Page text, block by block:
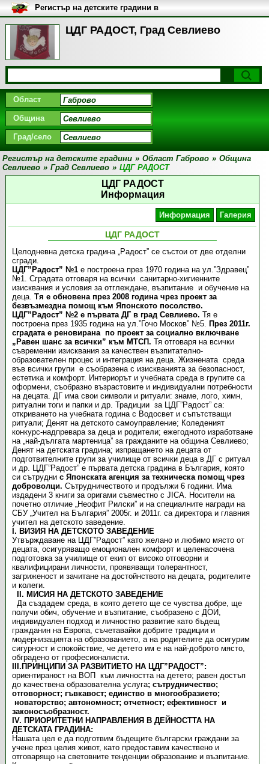
ЦДГ РАДОСТ, Град Севлиево
Регистър на детските градини в
България
Област
Община
Град/село
Регистър на детските градини » Област Габрово » Община
Севлиево » Град Севлиево » ЦДГ РАДОСТ
ЦДГ РАДОСТ
Информация
Информация Галерия
ЦДГ РАДОСТ
Целодневна детска градина „Радост” се състои от две отделни
сгради.
ЦДГ”Радост” №1е построена през 1970 година на ул.”Здравец”
№1. Сградата отговаря на всички санитарно-хигиенните
изисквания и условия за отглеждане, възпитание и обучение на
деца. Тя е обновена през 2008 година чрез проект за
безвъзмездна помощ към Японското посолство.
ЦДГ”Радост” №2 е първата ДГ в град Севлиево. Тя е
построена през 1935 година на ул.”Гочо Москов” №5. През 2011г.
сградата е реновирана по проект за социално включване
„Равен шанс за всички” към МТСП. Тя отговаря на всички
съвременни изисквания за качествен възпитателно-
образователен процес и интеграция на деца. Жизнената среда
във всички групи е съобразена с изискванията за безопасност,
естетика и комфорт. Интериорът и учебната среда в групите са
оформени, съобразно възрастовите и индивидуални потребности
на децата. ДГ има свои символи и ритуали: знаме, лого, химн,
ритуални тоги и папки и др. Традиции за ЦДГ”Радост” са:
откриването на учебната година с Водосвет и съпътстващи
ритуали; Денят на детското самоуправление; Коледеният
конкурс-надпревара за деца и родители; ежегодното изработване
на „най-дългата мартеница” за гражданите на община Севлиево;
Денят на детската градина; изпращането на децата от
подготвителните групи за училище от всички деца в ДГ с ритуал
и др. ЦДГ”Радост” е първата детска градина в България, която
си сътрудни с Японската агенция за техническа помощ чрез
доброволци. Сътрудничеството и продължи 6 години. Има
издадени 3 книги за оригами съвместно с JICA. Носители на
почетно отличие „Неофит Рилски” и на специалните награди на
СБУ „Учител на България” 2005г. и 2011г. са директора и главния
учител на детското заведение.
І. ВИЗИЯ НА ДЕТСКОТО ЗАВЕДЕНИЕ
Утвърждаване на ЦДГ”Радост” като желано и любимо място от
децата, осигуряващо емоционален комфорт и целенасочена
подготовка за училище от екип от високо отговорни и
квалифицирани личности, проявяващи толерантност,
загриженост и зачитане на достойнството на децата, родителите
и колеги.
ІІ. МИСИЯ НА ДЕТСКОТО ЗАВЕДЕНИЕ
Да създадем среда, в която детето ще се чувства добре, ще
получи обич, обучение и възпитание, съобразено с ДОИ,
индивидуален подход и личностно развитие като бъдещ
гражданин на Европа, съчетавайки добрите традиции и
модернизацията на образованието, а на родителите да осигурим
сигурност и спокойствие, че детето им е на най-доброто място,
обградено от професионалисти.
ІІІ.ПРИНЦИПИ ЗА РАЗВИТИЕТО НА ЦДГ”РАДОСТ”:
ориентираност на ВОП към личността на детето; равен достъп
до качествена образователна услуга;сътрудничество;
отговорност; гъвкавост; единство в многообразието;
новаторство; автономност; отчетност; ефективност и
законосъобразност.
ІV. ПРИОРИТЕТНИ НАПРАВЛЕНИЯ В ДЕЙНОСТТА НА
ДЕТСКАТА ГРАДИНА:
Нашата цел е да подготвим бъдещите български граждани за
учене през целия живот, като предоставим качествено и
отговарящо на световните тенденции образование и възпитание.